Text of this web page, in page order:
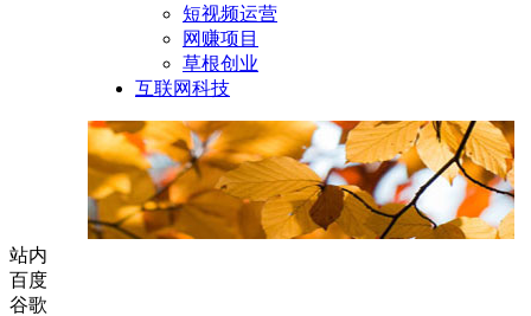
短视频运营
网赚项目
草根创业
互联网科技
站内
百度
谷歌